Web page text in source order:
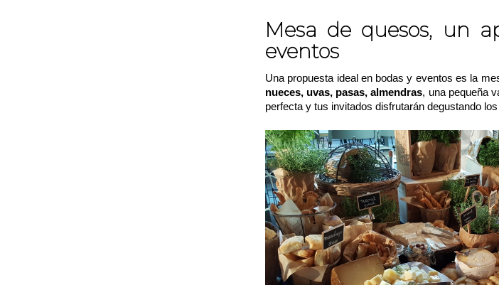
Mesa de quesos, un
eventos
Una propuesta ideal en bodas y eventos es la
nueces, uvas, pasas, almendras, una pequeña
perfecta y tus invitados disfrutarán degustando